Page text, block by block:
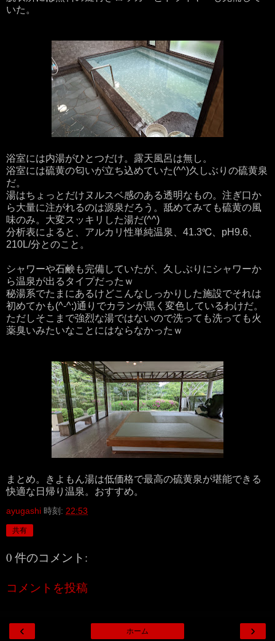
いた。
浴室には内湯がひとつだけ。露天風呂は無し。
浴室には硫黄の匂いが立ち込めていた(^^)久しぶりの硫黄泉
だ。
湯はちょっとだけヌルスベ感のある透明なもの。注ぎ口か
ら大量に注がれるのは源泉だろう。舐めてみても硫黄の風
味のみ。大変スッキリした湯だ(^^)
分析表によると、アルカリ性単純温泉、41.3℃、pH9.6、
210L/分とのこと。
シャワーや石鹸も完備していたが、久しぶりにシャワーか
ら温泉が出るタイプだったｗ
秘湯系でたまにあるけどこんなしっかりした施設でそれは
初めてかも(^-^;)通りでカランが黒く変色しているわけだ。
ただしそこまで強烈な湯ではないので洗っても洗っても火
薬臭いみたいなことにはならなかったｗ
まとめ。きよもん湯は低価格で最高の硫黄泉が堪能できる
快適な日帰り温泉。おすすめ。
ayugashi 時刻: 22:53
共有
0 件のコメント:
コメントを投稿
‹ ›
ホーム